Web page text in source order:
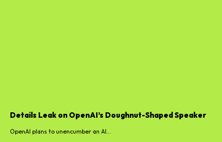
Details Leak on OpenAI’s Doughnut-Shaped Speaker
OpenAI plans to unencumber an AI...